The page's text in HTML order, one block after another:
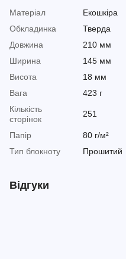
Матеріал
Екошкіра
Обкладинка
Тверда
Довжина
210 мм
Ширина
145 мм
Висота
18 мм
Вага
423 г
Кількість
сторінок
251
Папір
80 г/м²
Тип блокноту
Прошитий
Відгуки